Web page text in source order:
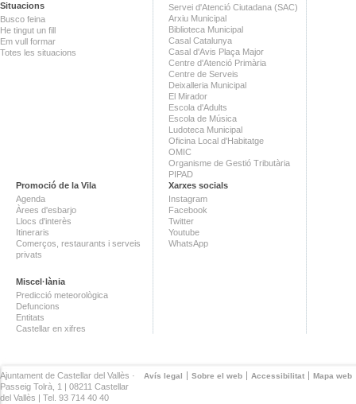
Situacions
Busco feina
He tingut un fill
Em vull formar
Totes les situacions
Servei d'Atenció Ciutadana (SAC)
Arxiu Municipal
Biblioteca Municipal
Casal Catalunya
Casal d'Avis Plaça Major
Centre d'Atenció Primària
Centre de Serveis
Deixalleria Municipal
El Mirador
Escola d'Adults
Escola de Música
Ludoteca Municipal
Oficina Local d'Habitatge
OMIC
Organisme de Gestió Tributària
PIPAD
Promoció de la Vila
Agenda
Àrees d'esbarjo
Llocs d'interès
Itineraris
Comerços, restaurants i serveis
privats
Miscel·lània
Predicció meteorològica
Defuncions
Entitats
Castellar en xifres
Xarxes socials
Instagram
Facebook
Twitter
Youtube
WhatsApp
Avís legal Sobre el web Accessibilitat Mapa web
Ajuntament de Castellar del Vallès ·
Passeig Tolrà, 1 | 08211 Castellar
del Vallès | Tel. 93 714 40 40